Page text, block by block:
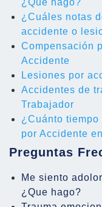
¿Que hago?
¿Cuáles notas
accidente o
Compensación
Accidente
Lesiones por
Accidentes de
Trabajador
¿Cuánto tiempo
por Accidente
Preguntas
Me siento
¿Que hago?